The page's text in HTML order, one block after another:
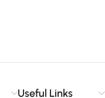
Useful Links